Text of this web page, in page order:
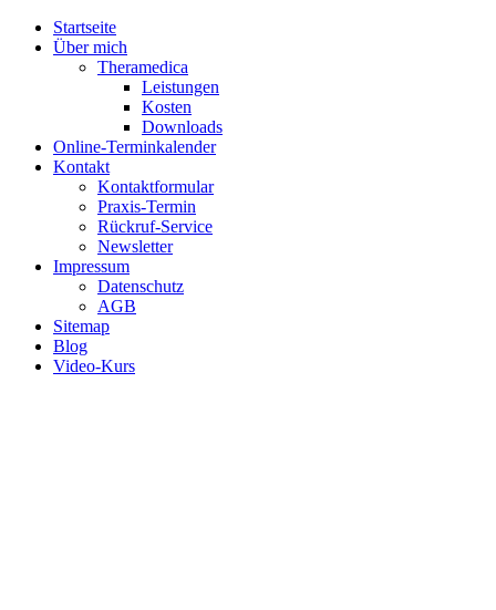
Startseite
Über mich
Theramedica
Leistungen
Kosten
Downloads
Online-Terminkalender
Kontakt
Kontaktformular
Praxis-Termin
Rückruf-Service
Newsletter
Impressum
Datenschutz
AGB
Sitemap
Blog
Video-Kurs